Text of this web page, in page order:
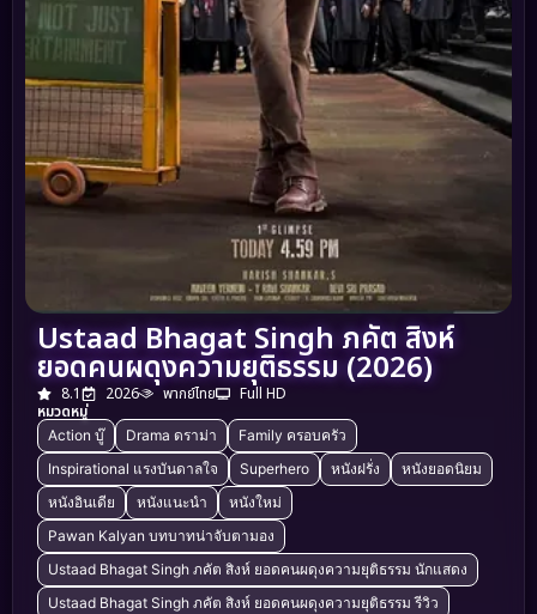
Ustaad Bhagat Singh ภคัต สิงห์
ยอดคนผดุงความยุติธรรม (2026)
8.1 2026 พากย์ไทย
Full HD
หมวดหมู่
Action บู๊ Drama ดราม่า
Family ครอบครัว
Inspirational แรงบันดาลใจ
Superhero หนังฝรั่ง
หนังยอดนิยม
หนังอินเดีย
หนังแนะนำ
หนังใหม่
Pawan Kalyan บทบาทน่าจับตามอง
Ustaad Bhagat Singh ภคัต สิงห์ ยอดคนผดุงความยุติธรรม นักแสดง
Ustaad Bhagat Singh ภคัต สิงห์ ยอดคนผดุงความยุติธรรม รีวิว